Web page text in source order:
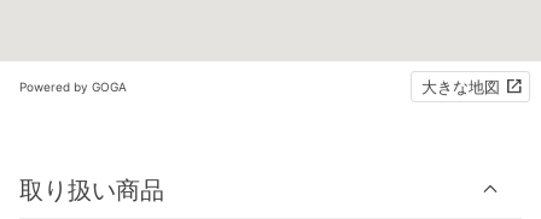
Powered by GOGA 大きな地図
取り扱い商品